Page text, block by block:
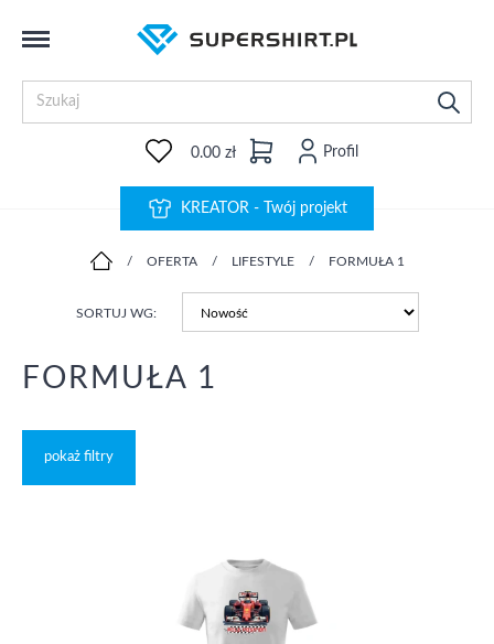
0.00 zł Profil
KREATOR - Twój projekt
/ OFERTA / LIFESTYLE / FORMUŁA 1
SORTUJ WG:
FORMUŁA 1
pokaż filtry